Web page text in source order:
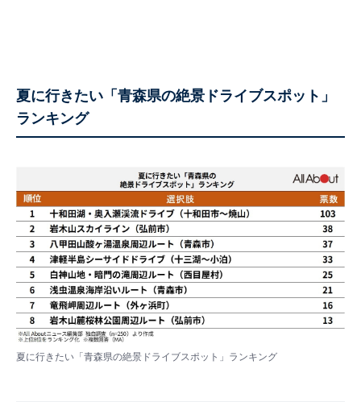
夏に行きたい「青森県の絶景ドライブスポット」
ランキング
夏に行きたい「青森県の絶景ドライブスポット」ランキング